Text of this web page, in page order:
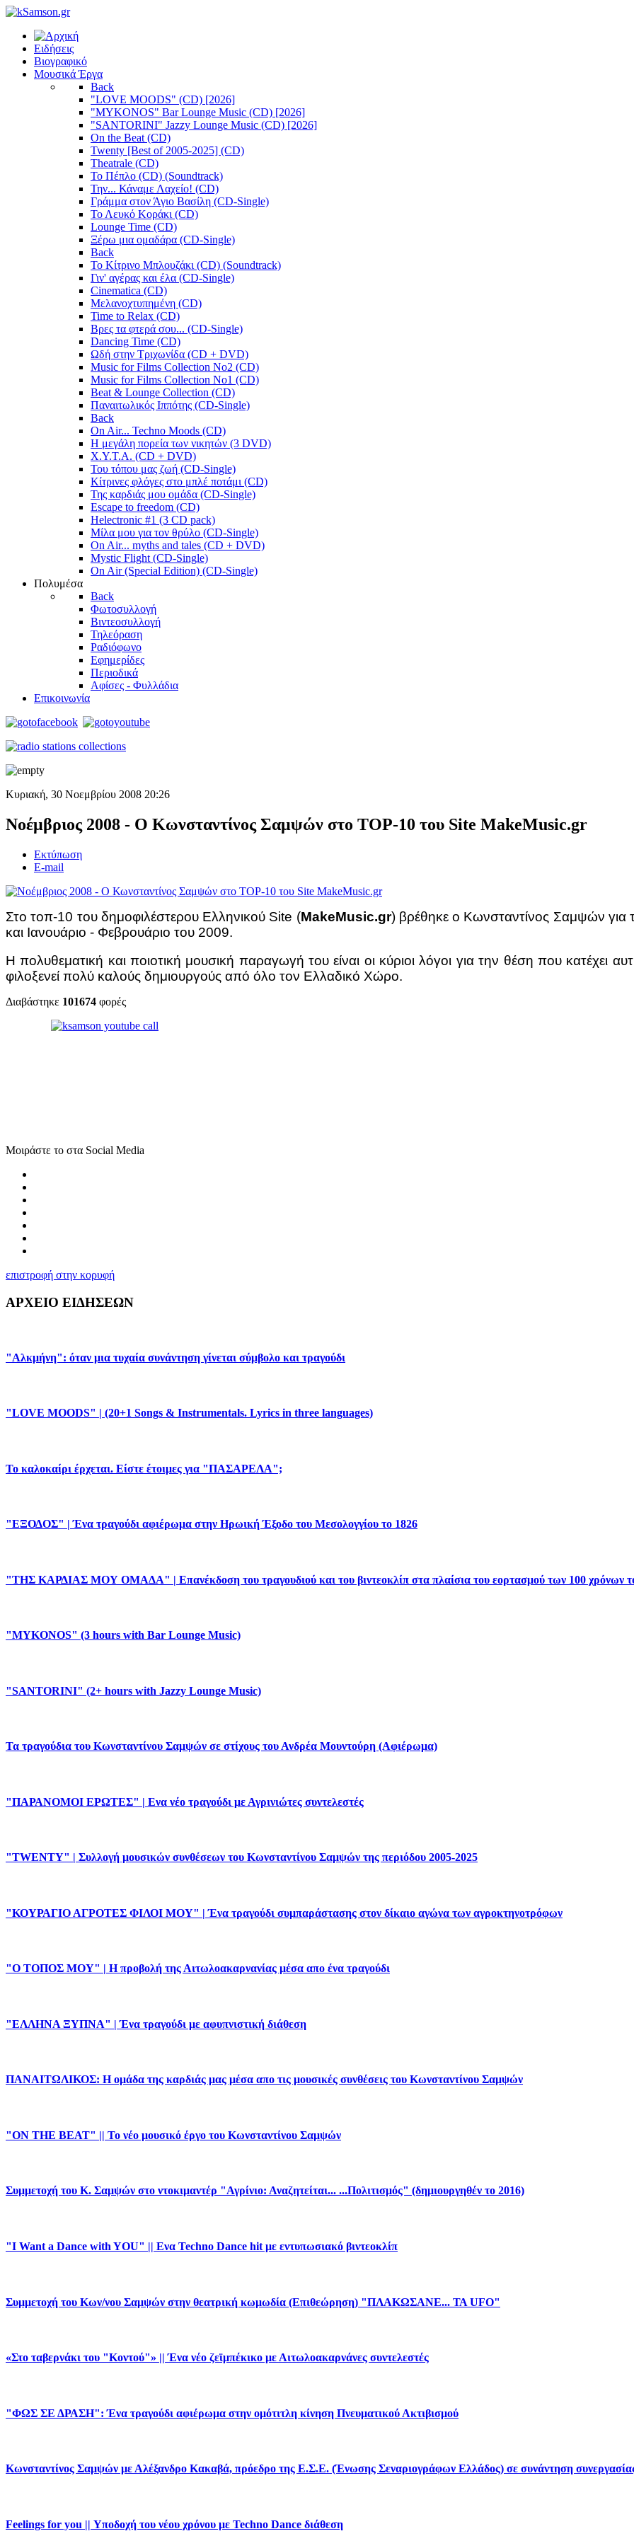
Ειδήσεις
Βιογραφικό
Μουσικά Έργα
Back
"LOVE MOODS" (CD) [2026]
"MYKONOS" Bar Lounge Music (CD) [2026]
"SANTORINI" Jazzy Lounge Music (CD) [2026]
On the Beat (CD)
Twenty [Best of 2005-2025] (CD)
Theatrale (CD)
Το Πέπλο (CD) (Soundtrack)
Την... Κάναμε Λαχείο! (CD)
Γράμμα στον Άγιο Βασίλη (CD-Single)
Το Λευκό Κοράκι (CD)
Lounge Time (CD)
Ξέρω μια ομαδάρα (CD-Single)
Back
Το Κίτρινο Μπλουζάκι (CD) (Soundtrack)
Γιν' αγέρας και έλα (CD-Single)
Cinematica (CD)
Μελανοχτυπημένη (CD)
Time to Relax (CD)
Βρες τα φτερά σου... (CD-Single)
Dancing Time (CD)
Ωδή στην Τριχωνίδα (CD + DVD)
Music for Films Collection No2 (CD)
Music for Films Collection No1 (CD)
Beat & Lounge Collection (CD)
Παναιτωλικός Ιππότης (CD-Single)
Back
On Air... Techno Moods (CD)
Η μεγάλη πορεία των νικητών (3 DVD)
X.Y.T.A. (CD + DVD)
Του τόπου μας ζωή (CD-Single)
Κίτρινες φλόγες στο μπλέ ποτάμι (CD)
Της καρδιάς μου ομάδα (CD-Single)
Escape to freedom (CD)
Helectronic #1 (3 CD pack)
Μίλα μου για τον θρύλο (CD-Single)
On Air... myths and tales (CD + DVD)
Mystic Flight (CD-Single)
On Air (Special Edition) (CD-Single)
Πολυμέσα
Back
Φωτοσυλλογή
Βιντεοσυλλογή
Τηλεόραση
Ραδιόφωνο
Εφημερίδες
Περιοδικά
Αφίσες - Φυλλάδια
Επικοινωνία
Κυριακή, 30 Νοεμβρίου 2008 20:26
Νοέμβριος 2008 - Ο Κωνσταντίνος Σαμψών στο TOP-10 του Site MakeMusic.gr
Εκτύπωση
E-mail
Στο τοπ-10 του δημοφιλέστερου Ελληνικού Site (MakeMusic.gr) βρέθηκε ο Κωνσταντίνος Σαμψών για
και Ιανουάριο - Φεβρουάριο του 2009.
Η πολυθεματική και ποιοτική μουσική παραγωγή του είναι οι κύριοι λόγοι για την θέση που κατέχει
φιλοξενεί πολύ καλούς δημιουργούς από όλο τον Ελλαδικό Χώρο.
Διαβάστηκε 101674 φορές
Μοιράστε το στα Social Media
επιστροφή στην κορυφή
ΑΡΧΕΙΟ ΕΙΔΗΣΕΩΝ
"Αλκμήνη": όταν μια τυχαία συνάντηση γίνεται σύμβολο και τραγούδι
"LOVE MOODS" | (20+1 Songs & Instrumentals. Lyrics in three languages)
Το καλοκαίρι έρχεται. Είστε έτοιμες για "ΠΑΣΑΡΕΛΑ";
"ΕΞΟΔΟΣ" | Ένα τραγούδι αφιέρωμα στην Ηρωική Έξοδο του Μεσολογγίου το 1826
"ΤΗΣ ΚΑΡΔΙΑΣ ΜΟΥ ΟΜΑΔΑ" | Επανέκδοση του τραγουδιού και του βιντεοκλίπ στα πλαίσια του εορτασμού των 100 χρόνων
"MYKONOS" (3 hours with Bar Lounge Music)
"SANTORINI" (2+ hours with Jazzy Lounge Music)
Τα τραγούδια του Κωνσταντίνου Σαμψών σε στίχους του Ανδρέα Μουντούρη (Αφιέρωμα)
"ΠΑΡΑΝΟΜΟΙ ΕΡΩΤΕΣ" | Ενα νέο τραγούδι με Αγρινιώτες συντελεστές
"TWENTY" | Συλλογή μουσικών συνθέσεων του Κωνσταντίνου Σαμψών της περιόδου 2005-2025
"ΚΟΥΡΑΓΙΟ ΑΓΡΟΤΕΣ ΦΙΛΟΙ ΜΟΥ" | Ένα τραγούδι συμπαράστασης στον δίκαιο αγώνα των αγροκτηνοτρόφων
"Ο ΤΟΠΟΣ ΜΟΥ" | Η προβολή της Αιτωλοακαρνανίας μέσα απο ένα τραγούδι
"ΕΛΛΗΝΑ ΞΥΠΝΑ" | Ένα τραγούδι με αφυπνιστική διάθεση
ΠΑΝΑΙΤΩΛΙΚΟΣ: Η ομάδα της καρδιάς μας μέσα απο τις μουσικές συνθέσεις του Κωνσταντίνου Σαμψών
"ON THE BEAT" || Το νέο μουσικό έργο του Κωνσταντίνου Σαμψών
Συμμετοχή του Κ. Σαμψών στο ντοκιμαντέρ "Αγρίνιο: Αναζητείται... ...Πολιτισμός" (δημιουργηθέν το 2016)
"I Want a Dance with YOU" || Ενα Techno Dance hit με εντυπωσιακό βιντεοκλίπ
Συμμετοχή του Κων/νου Σαμψών στην θεατρική κωμωδία (Επιθεώρηση) "ΠΛΑΚΩΣΑΝΕ... ΤΑ UFO"
«Στο ταβερνάκι του "Κοντού"» || Ένα νέο ζεϊμπέκικο με Αιτωλοακαρνάνες συντελεστές
"ΦΩΣ ΣΕ ΔΡΑΣΗ": Ένα τραγούδι αφιέρωμα στην ομότιτλη κίνηση Πνευματικού Ακτιβισμού
Κωνσταντίνος Σαμψών με Αλέξανδρο Κακαβά, πρόεδρο της Ε.Σ.Ε. (Ένωσης Σεναριογράφων Ελλάδος) σε συνάντηση
Feelings for you || Υποδοχή του νέου χρόνου με Techno Dance διάθεση